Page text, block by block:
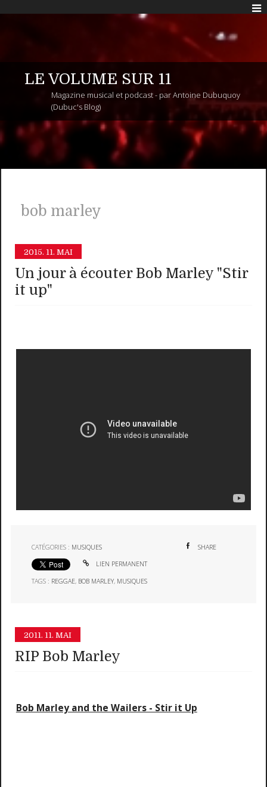
LE VOLUME SUR 11
Magazine musical et podcast - par Antoine Dubuquoy
(Dubuc's Blog)
bob marley
2015. 11. MAI
Un jour à écouter Bob Marley "Stir
it up"
CATÉGORIES : MUSIQUES SHARE
LIEN PERMANENT
TAGS : REGGAE, BOB MARLEY, MUSIQUES
2011. 11. MAI
RIP Bob Marley
Bob Marley and the Wailers - Stir it Up